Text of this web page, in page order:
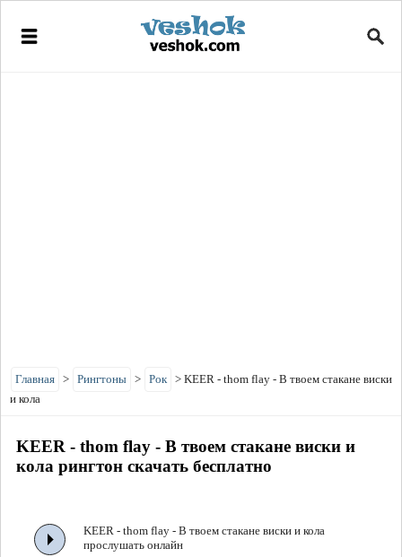
Главная > Рингтоны > Рок > KEER - thom flay - В твоем стакане виски
и кола
KEER - thom flay - В твоем стакане виски и
кола рингтон скачать бесплатно
KEER - thom flay - В твоем стакане виски и кола
прослушать онлайн